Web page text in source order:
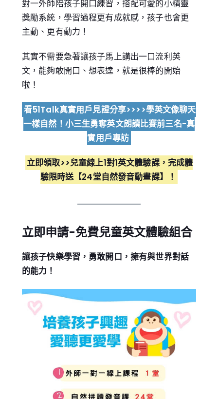
對一外師陪孩子開口練習，搭配可愛的小精靈
獎勵系統，學習過程更有成就感，孩子也會更
主動、更有動力！
其實不需要急著讓孩子馬上講出一口流利英
文，能夠敢開口、想表達，就是很棒的開始
啦！
看51Talk真實用戶見證分享>>>>學英文像聊天
一樣自然！小三生勇奪英文朗讀比賽前三名-真
實用戶專訪
立即領取>>兒童線上1對1英文體驗課，完成體
驗限時送【24堂自然發音動畫課】！
立即申請-免費兒童英文體驗組合
讓孩子快樂學習，勇敢開口，擁有與世界對話
的能力！